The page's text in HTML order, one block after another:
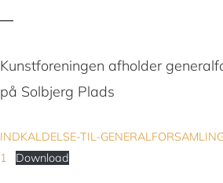
Kunstforeningen afholder
på Solbjerg Plads
INDKALDELSE-TIL-
1
Download